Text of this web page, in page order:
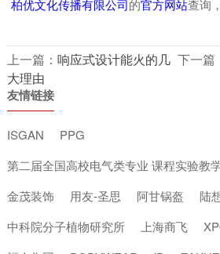
柏优文化传播有限公司 的官方网站查询
上一篇： 响应式设计能火的几
大理由
下一篇
友情链接
ISGAN
PPG
第二届全国高校电气类专业 课程实验教
金茂装饰
用友-圣思 阿甘锅盔
陆
中科院分子植物研究所
上海商飞